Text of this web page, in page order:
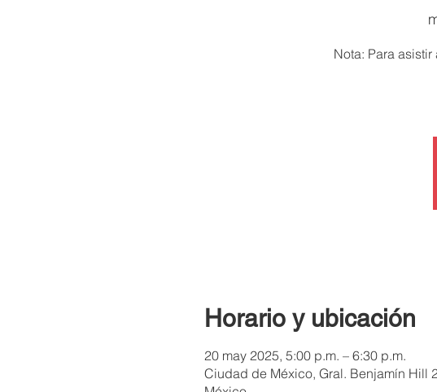
Nota: Para
Horario y ubicación
20 may 2025, 5:00 p.m. – 6:30 p.m.
Ciudad de México, Gral. Benjamín Hill